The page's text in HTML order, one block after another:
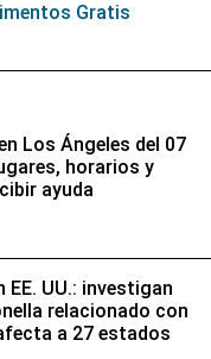
Gratis
Los Ángeles del 07
horarios y
ayuda
UU.: investigan
relacionado con
a 27 estados